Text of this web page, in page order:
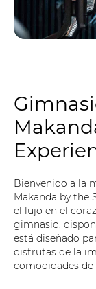
Bienvenido a la
Makanda by the
el lujo en el
gimnasio,
está diseñado
disfrutas de la
comodidades de